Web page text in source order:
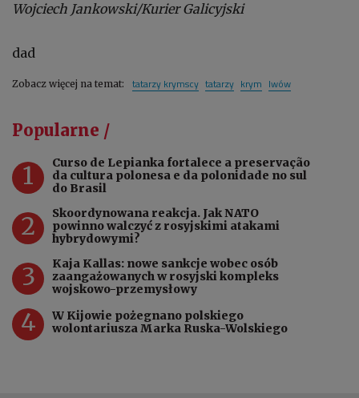
Wojciech Jankowski/Kurier Galicyjski
dad
Zobacz więcej na temat: tatarzy krymscy tatarzy krym lwów
Popularne /
1
Curso de Lepianka fortalece a preservação
da cultura polonesa e da polonidade no sul
do Brasil
2
Skoordynowana reakcja. Jak NATO
powinno walczyć z rosyjskimi atakami
hybrydowymi?
3
Kaja Kallas: nowe sankcje wobec osób
zaangażowanych w rosyjski kompleks
wojskowo-przemysłowy
4
W Kijowie pożegnano polskiego
wolontariusza Marka Ruska-Wolskiego